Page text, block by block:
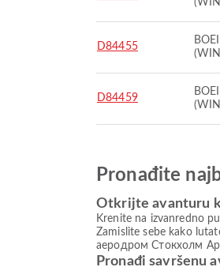
D84455
D84459
Pronađite
Otkrijte avanturu
Krenite na izvanredno
Zamislite sebe kako
аеродром Стокхолм
Pronađi savršenu